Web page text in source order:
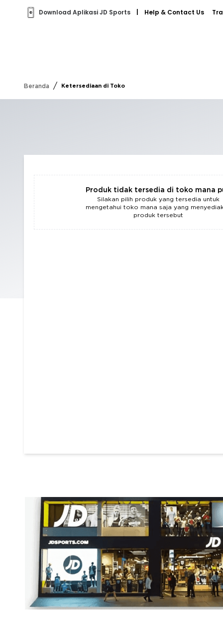
Download Aplikasi JD Sports Help & Contact Us
Beranda / Ketersediaan di Toko
Produk tidak tersedia di toko mana
Silakan pilih produk yang tersedia untuk
mengetahui toko mana saja yang
produk tersebut